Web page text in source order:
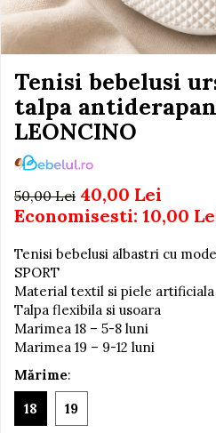
Jucarii de baie
Seturi de frumusete
Caluti balansoar
Interactive, educative si
muzicale
Ateliere si unelte
Blocuri de constructie
Creative
De plus
Electrocasnice si bucatarii
Fotolii gonflabile
Jocuri de indemanare
Jocuri sportive
Jucarii educative din lemn
Ingrijire cosmetica mamici
Perioada Alaptarii
Perioada Sarcinii
Pompe de san
Sisteme De Purtare
Tenisi bebelusi
talpa
LEONCINO
50,00 Lei 40,00 Lei
Economisesti: 10,00
Tenisi bebelusi albastri cu
SPORT
Material textil si piele artificiala
Talpa flexibila si usoara
Marimea 18 – 5-8 luni
Marimea 19 – 9-12 luni
Mărime:
18
19